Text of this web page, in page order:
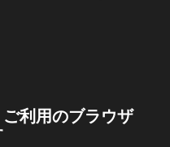
利用のブラウザ